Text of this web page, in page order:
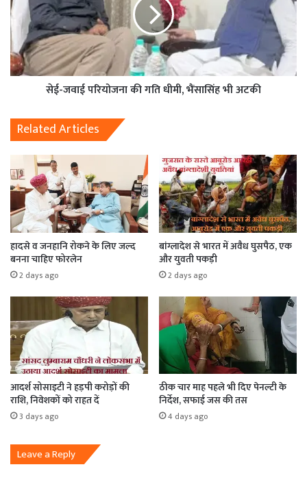
सेई-जवाई परियोजना की गति धीमी, भैंसासिंह भी अटकी
Related Articles
हादसे व जनहानि रोकने के लिए जल्द
बनना चाहिए फोरलेन
2 days ago
बांग्लादेश से भारत में अवैध घुसपैठ, एक
और युवती पकड़ी
2 days ago
आदर्श सोसाइटी ने हड़पी करोड़ों की
राशि, निवेशकों को राहत दें
3 days ago
ठीक चार माह पहले भी दिए पेनल्टी के
निर्देश, सफाई जस की तस
4 days ago
Leave a Reply